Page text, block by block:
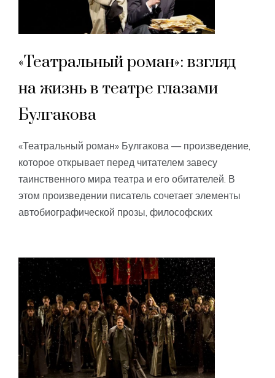
«Театральный роман»: взгляд
на жизнь в театре глазами
Булгакова
«Театральный роман» Булгакова — произведение,
которое открывает перед читателем завесу
таинственного мира театра и его обитателей. В
этом произведении писатель сочетает элементы
автобиографической прозы, философских